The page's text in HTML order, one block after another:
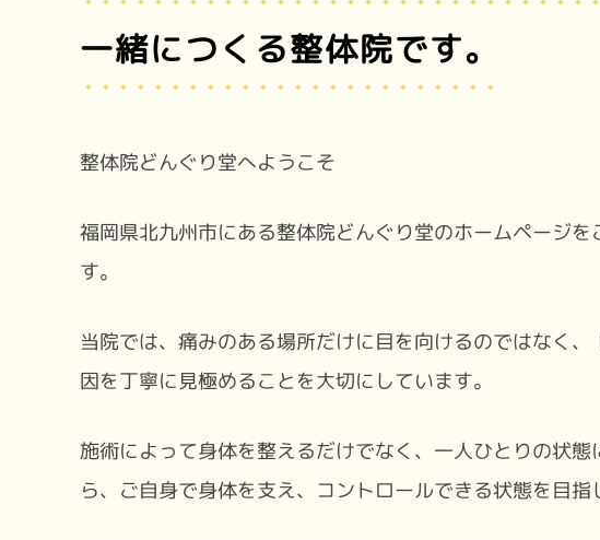
一緒につくる整体院です。
整体院どんぐり堂へようこそ
福岡県北九州市にある整体院どんぐり堂のホームページ
す。
当院では、痛みのある場所だけに目を向けるのではなく
因を丁寧に見極めることを大切にしています。
施術によって身体を整えるだけでなく、一人ひとりの状
ら、ご自身で身体を支え、コントロールできる状態を目指